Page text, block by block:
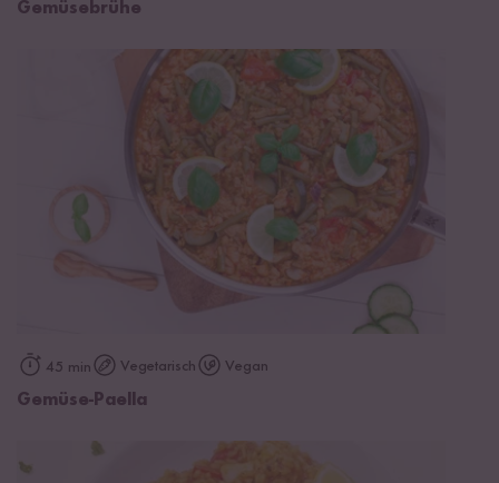
Gemüsebrühe
45 min Vegetarisch Vegan
Gemüse-Paella